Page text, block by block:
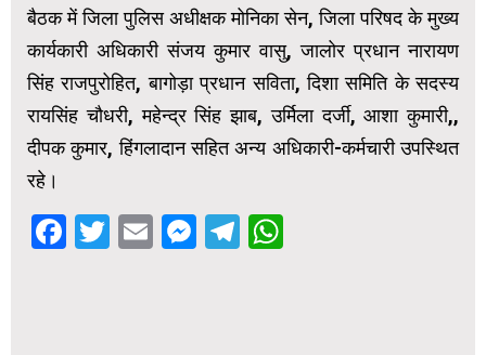
बैठक में जिला पुलिस अधीक्षक मोनिका सेन, जिला परिषद के मुख्य
कार्यकारी अधिकारी संजय कुमार वासु, जालोर प्रधान नारायण
सिंह राजपुरोहित, बागोड़ा प्रधान सविता, दिशा समिति के सदस्य
रायसिंह चौधरी, महेन्द्र सिंह झाब, उर्मिला दर्जी, आशा कुमारी,,
दीपक कुमार, हिंगलादान सहित अन्य अधिकारी-कर्मचारी उपस्थित
रहे।
Facebook
Twitter
EmailMessenger
Telegram